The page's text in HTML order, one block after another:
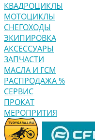
КВАДРОЦИКЛЫ
МОТОЦИКЛЫ
СНЕГОХОДЫ
ЭКИПИРОВКА
АКСЕССУАРЫ
ЗАПЧАСТИ
МАСЛА И ГСМ
РАСПРОДАЖА %
СЕРВИС
ПРОКАТ
МЕРОПРИТИЯ